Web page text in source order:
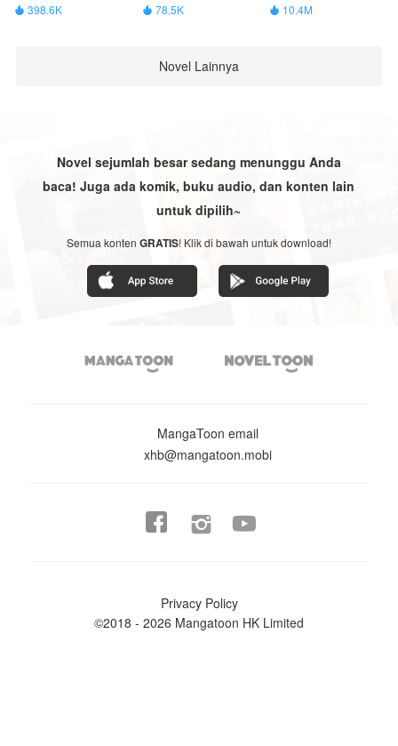
 398.6K  78.5K  10.4M
Novel Lainnya
Novel sejumlah besar sedang menunggu Anda
baca! Juga ada komik, buku audio, dan konten lain
untuk dipilih~
Semua konten GRATIS! Klik di bawah untuk download!
 
MangaToon email
xhb@mangatoon.mobi
 
Privacy Policy
©2018 - 2026 Mangatoon HK Limited